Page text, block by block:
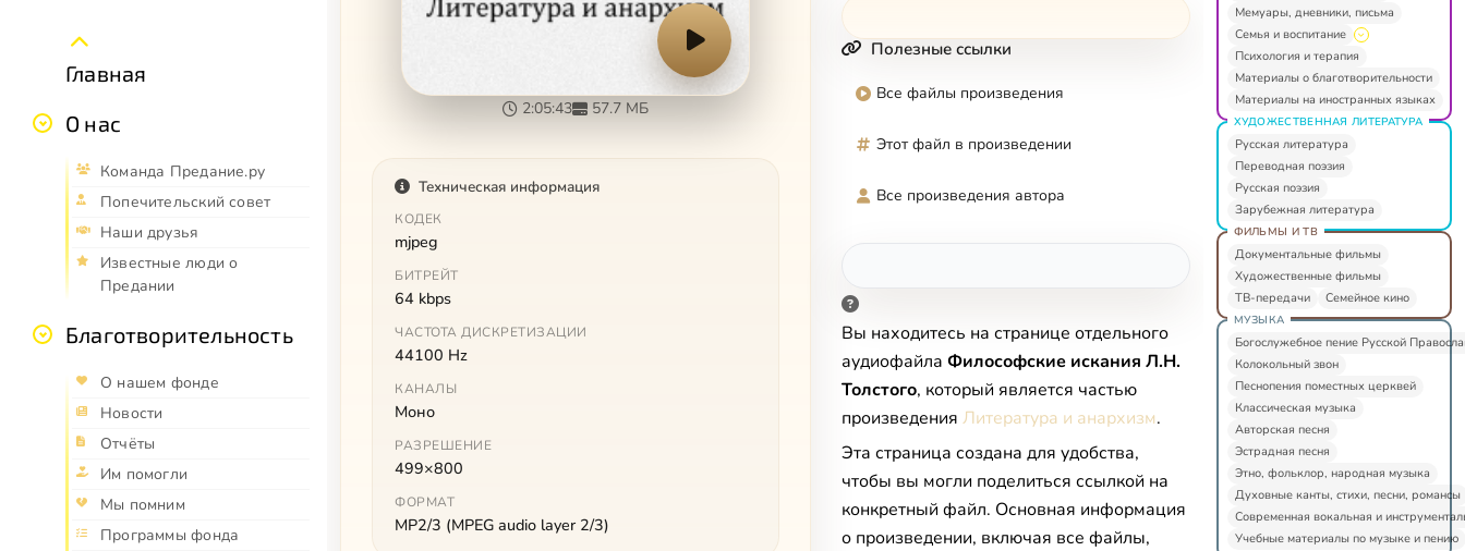
Главная
О нас
Команда Предание.ру
Попечительский совет
Наши друзья
Известные люди о
Предании
Благотворительность
О нашем фонде
Новости
Отчёты
Им помогли
Мы помним
Программы фонда
2:05:43 57.7 МБ
Техническая информация
КОДЕК
mjpeg
БИТРЕЙТ
64 kbps
ЧАСТОТА ДИСКРЕТИЗАЦИИ
44100 Hz
КАНАЛЫ
Моно
РАЗРЕШЕНИЕ
499×800
ФОРМАТ
MP2/3 (MPEG audio layer 2/3)
Полезные ссылки
Все файлы произведения
Этот файл в произведении
Все произведения автора
Вы находитесь на странице отдельного
аудиофайла Философские искания Л.Н.
Толстого, который является частью
произведения Литература и анархизм.
Эта страница создана для удобства,
чтобы вы могли поделиться ссылкой на
конкретный файл. Основная информация
о произведении, включая все файлы,
Мемуары, дневники, письма
Семья и воспитание
Психология и терапия
Материалы о благотворительности
Материалы на иностранных языках
ХУДОЖЕСТВЕННАЯ ЛИТЕРАТУРА
Русская литература
Переводная поэзия
Русская поэзия
Зарубежная литература
ФИЛЬМЫ И ТВ
Документальные фильмы
Художественные фильмы
ТВ-передачи
Семейное кино
МУЗЫКА
Богослужебное пение Русской
Колокольный звон
Песнопения поместных церквей
Классическая музыка
Авторская песня
Эстрадная песня
Этно, фольклор, народная музыка
Духовные канты, стихи, песни, романсы
Современная вокальная и
Учебные материалы по музыке и пению